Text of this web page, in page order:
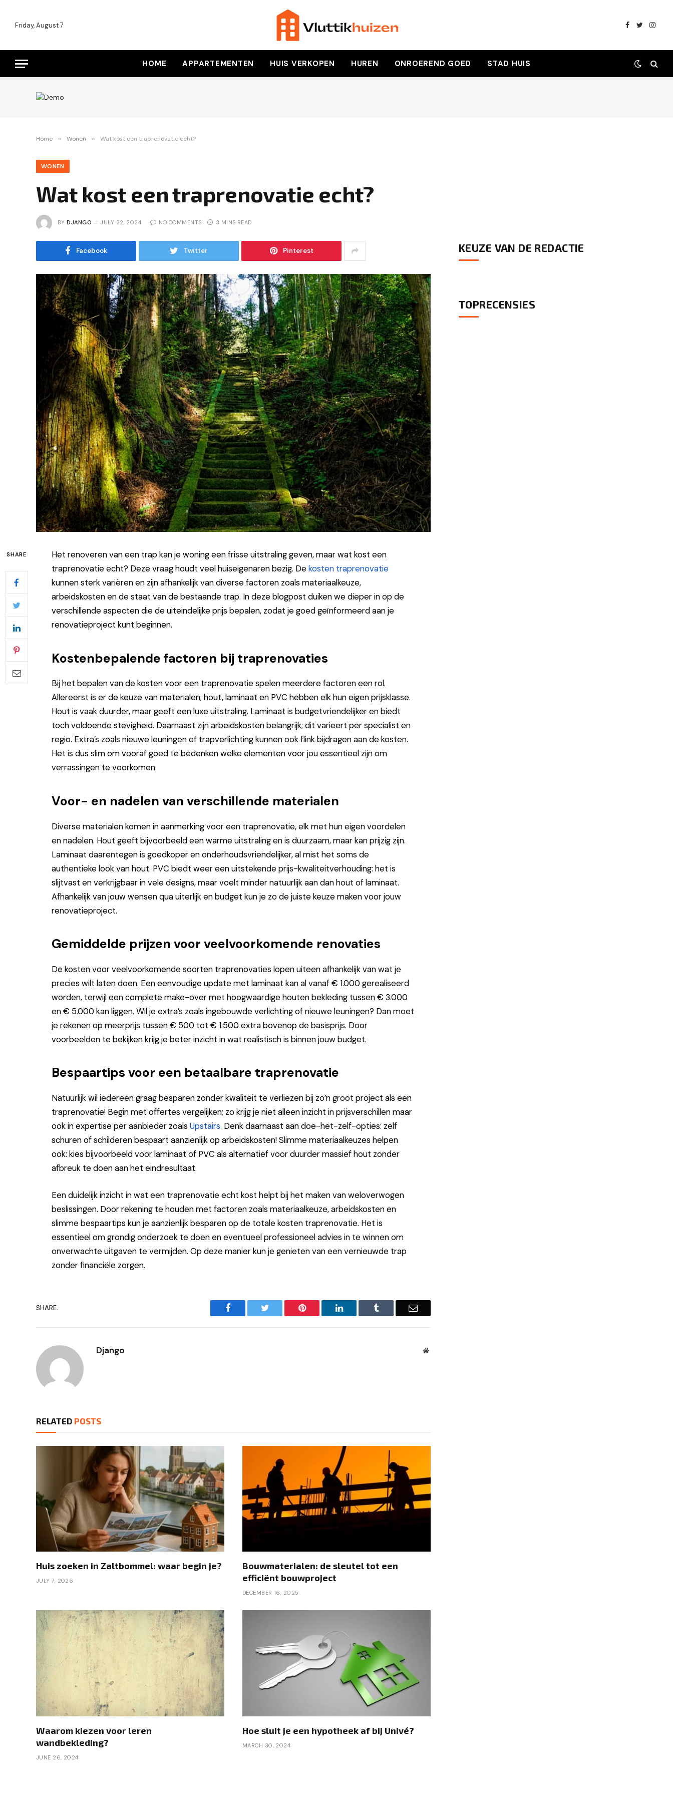
Friday, August 7 Facebook
Twitter
HOME APPARTEMENTEN HUIS VERKOPEN HUREN ONROEREND GOED STAD HUIS
Home » Wonen » Wat kost een traprenovatie echt?
WONEN
Wat kost een traprenovatie echt?
BY DJANGO JULY 22, 2024 NO COMMENTS 3 MINS READ
Facebook Twitter Pinterest
SHARE
Het renoveren van een trap kan je woning een frisse uitstraling geven, maar wat kost een
traprenovatie echt? Deze vraag houdt veel huiseigenaren bezig. De kosten traprenovatie
kunnen sterk variëren en zijn afhankelijk van diverse factoren zoals materiaalkeuze,
arbeidskosten en de staat van de bestaande trap. In deze blogpost duiken we dieper in op de
verschillende aspecten die de uiteindelijke prijs bepalen, zodat je goed geïnformeerd aan je
renovatieproject kunt beginnen.
Kostenbepalende factoren bij traprenovaties
Bij het bepalen van de kosten voor een traprenovatie spelen meerdere factoren een rol.
Allereerst is er de keuze van materialen; hout, laminaat en PVC hebben elk hun eigen prijsklasse.
Hout is vaak duurder, maar geeft een luxe uitstraling. Laminaat is budgetvriendelijker en biedt
toch voldoende stevigheid. Daarnaast zijn arbeidskosten belangrijk; dit varieert per specialist en
regio. Extra’s zoals nieuwe leuningen of trapverlichting kunnen ook flink bijdragen aan de kosten.
Het is dus slim om vooraf goed te bedenken welke elementen voor jou essentieel zijn om
verrassingen te voorkomen.
Voor- en nadelen van verschillende materialen
Diverse materialen komen in aanmerking voor een traprenovatie, elk met hun eigen voordelen
en nadelen. Hout geeft bijvoorbeeld een warme uitstraling en is duurzaam, maar kan prijzig zijn.
Laminaat daarentegen is goedkoper en onderhoudsvriendelijker, al mist het soms de
authentieke look van hout. PVC biedt weer een uitstekende prijs-kwaliteitverhouding: het is
slijtvast en verkrijgbaar in vele designs, maar voelt minder natuurlijk aan dan hout of laminaat.
Afhankelijk van jouw wensen qua uiterlijk en budget kun je zo de juiste keuze maken voor jouw
renovatieproject.
Gemiddelde prijzen voor veelvoorkomende renovaties
De kosten voor veelvoorkomende soorten traprenovaties lopen uiteen afhankelijk van wat je
precies wilt laten doen. Een eenvoudige update met laminaat kan al vanaf € 1.000 gerealiseerd
worden, terwijl een complete make-over met hoogwaardige houten bekleding tussen € 3.000
en € 5.000 kan liggen. Wil je extra’s zoals ingebouwde verlichting of nieuwe leuningen? Dan moet
je rekenen op meerprijs tussen € 500 tot € 1.500 extra bovenop de basisprijs. Door
voorbeelden te bekijken krijg je beter inzicht in wat realistisch is binnen jouw budget.
Bespaartips voor een betaalbare traprenovatie
Natuurlijk wil iedereen graag besparen zonder kwaliteit te verliezen bij zo’n groot project als een
traprenovatie! Begin met offertes vergelijken; zo krijg je niet alleen inzicht in prijsverschillen maar
ook in expertise per aanbieder zoals Upstairs. Denk daarnaast aan doe-het-zelf-opties: zelf
schuren of schilderen bespaart aanzienlijk op arbeidskosten! Slimme materiaalkeuzes helpen
ook: kies bijvoorbeeld voor laminaat of PVC als alternatief voor duurder massief hout zonder
afbreuk te doen aan het eindresultaat.
Een duidelijk inzicht in wat een traprenovatie echt kost helpt bij het maken van weloverwogen
beslissingen. Door rekening te houden met factoren zoals materiaalkeuze, arbeidskosten en
slimme bespaartips kun je aanzienlijk besparen op de totale kosten traprenovatie. Het is
essentieel om grondig onderzoek te doen en eventueel professioneel advies in te winnen om
onverwachte uitgaven te vermijden. Op deze manier kun je genieten van een vernieuwde trap
zonder financiële zorgen.
SHARE. Facebook Twitter Pinterest LinkedIn Tumblr Email
Django Website
RELATED POSTS
Huis zoeken in Zaltbommel: waar begin je?
JULY 7, 2026
Bouwmaterialen: de sleutel tot een
efficiënt bouwproject
DECEMBER 16, 2025
Waarom kiezen voor leren
wandbekleding?
JUNE 26, 2024
Hoe sluit je een hypotheek af bij Univé?
MARCH 30, 2024
KEUZE VAN DE REDACTIE
TOPRECENSIES